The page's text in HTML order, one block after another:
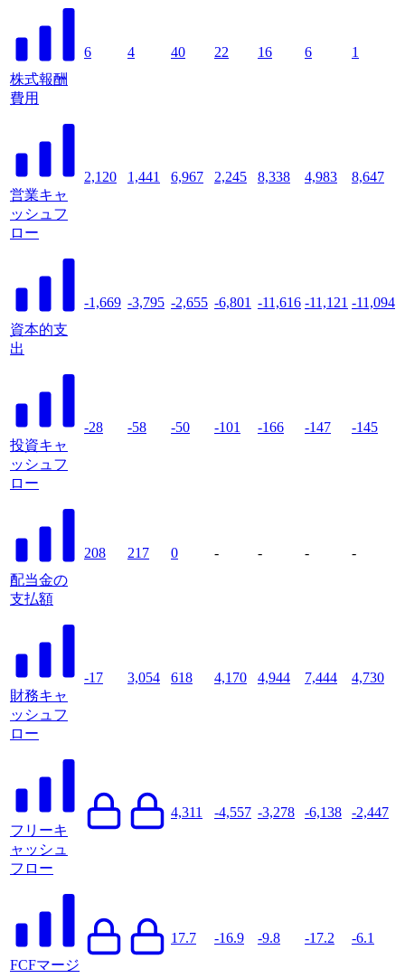
株式報酬
費用
6 4 40 22 16 6 1
営業キャ
ッシュフ
ロー
2,120 1,441 6,967 2,245 8,338 4,983 8,647
資本的支
出
-1,669 -3,795 -2,655 -6,801 -11,616 -11,121 -11,094
投資キャ
ッシュフ
ロー
-28 -58 -50 -101 -166 -147 -145
配当金の
支払額
208 217 0 - - - -
財務キャ
ッシュフ
ロー
-17 3,054 618 4,170 4,944 7,444 4,730
フリーキ
ャッシュ
フロー
4,311 -4,557 -3,278 -6,138 -2,447
FCFマージ
17.7 -16.9 -9.8 -17.2 -6.1